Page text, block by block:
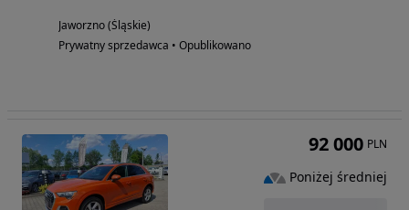
Jaworzno (Śląskie)
Prywatny sprzedawca • Opublikowano
92 000 PLN
Poniżej średniej